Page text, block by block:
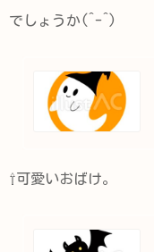
でしょうか(^-^)
⇧可愛いおばけ。